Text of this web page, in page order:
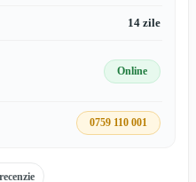
14 zile
Online
0759 110 001